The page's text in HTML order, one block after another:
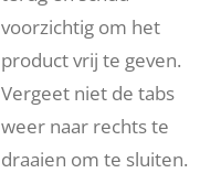
voorzichtig om het
product vrij te geven.
Vergeet niet de tabs
weer naar rechts te
draaien om te sluiten.